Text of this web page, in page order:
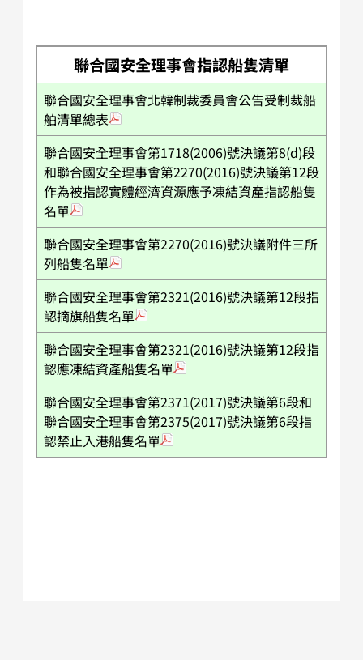
聯合國安全理事會指認船隻清單
聯合國安全理事會北韓制裁委員會公告受制裁船
舶清單總表
聯合國安全理事會第1718(2006)號決議第8(d)段
和聯合國安全理事會第2270(2016)號決議第12段
作為被指認實體經濟資源應予凍結資產指認船隻
名單
聯合國安全理事會第2270(2016)號決議附件三所
列船隻名單
聯合國安全理事會第2321(2016)號決議第12段指
認摘旗船隻名單
聯合國安全理事會第2321(2016)號決議第12段指
認應凍結資產船隻名單
聯合國安全理事會第2371(2017)號決議第6段和
聯合國安全理事會第2375(2017)號決議第6段指
認禁止入港船隻名單